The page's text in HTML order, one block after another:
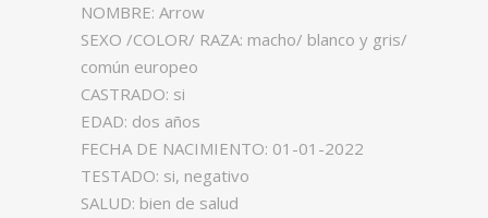
NOMBRE: Arrow
SEXO /COLOR/ RAZA: macho/ blanco y gris/
común europeo
CASTRADO: si
EDAD: dos años
FECHA DE NACIMIENTO: 01-01-2022
TESTADO: si, negativo
SALUD: bien de salud